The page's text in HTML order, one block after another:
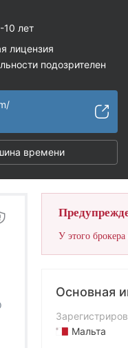
10 лет
лицензия
подозрителен
времени
У этого
Основная
Мальта